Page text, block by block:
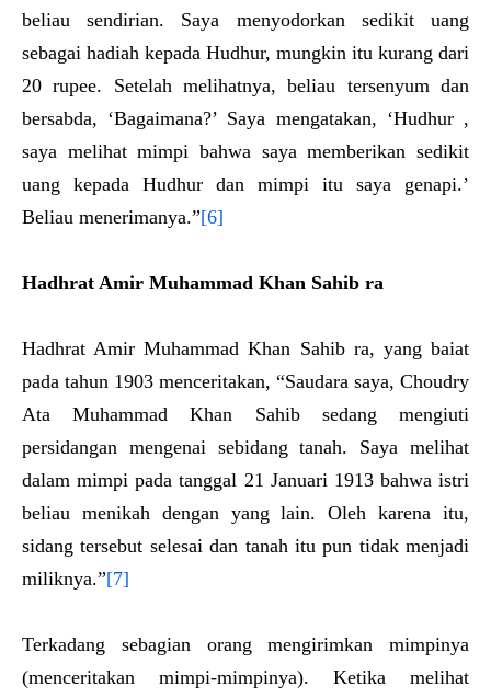
beliau sendirian. Saya menyodorkan sedikit uang
sebagai hadiah kepada Hudhur, mungkin itu kurang dari
20 rupee. Setelah melihatnya, beliau tersenyum dan
bersabda, ‘Bagaimana?’ Saya mengatakan, ‘Hudhur ,
saya melihat mimpi bahwa saya memberikan sedikit
uang kepada Hudhur dan mimpi itu saya genapi.’
Beliau menerimanya.”[6]
Hadhrat Amir Muhammad Khan Sahib ra
Hadhrat Amir Muhammad Khan Sahib ra, yang baiat
pada tahun 1903 menceritakan, “Saudara saya, Choudry
Ata Muhammad Khan Sahib sedang mengiuti
persidangan mengenai sebidang tanah. Saya melihat
dalam mimpi pada tanggal 21 Januari 1913 bahwa istri
beliau menikah dengan yang lain. Oleh karena itu,
sidang tersebut selesai dan tanah itu pun tidak menjadi
miliknya.”[7]
Terkadang sebagian orang mengirimkan mimpinya
(menceritakan mimpi-mimpinya). Ketika melihat